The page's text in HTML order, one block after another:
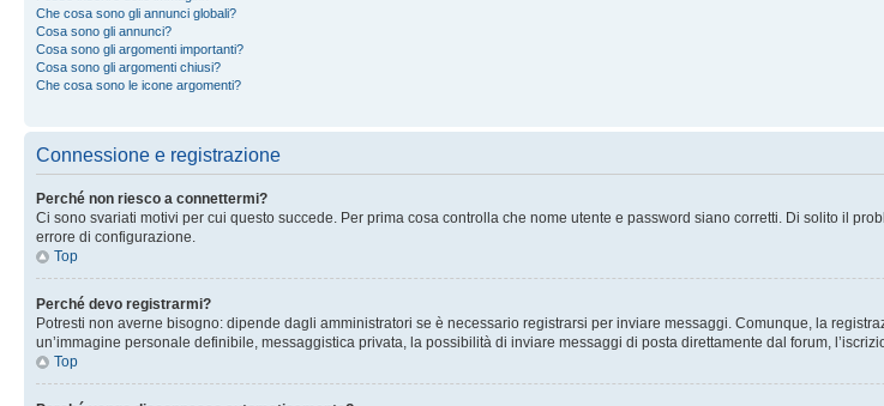
Che cosa sono gli annunci globali?
Cosa sono gli annunci?
Cosa sono gli argomenti importanti?
Cosa sono gli argomenti chiusi?
Che cosa sono le icone argomenti?
Connessione e registrazione
Perché non riesco a connettermi?
Ci sono svariati motivi per cui questo succede. Per prima cosa controlla che nome utente e password siano corretti. Di solito il
errore di configurazione.
Top
Perché devo registrarmi?
Potresti non averne bisogno: dipende dagli amministratori se è necessario registrarsi per inviare messaggi. Comunque, la
un’immagine personale definibile, messaggistica privata, la possibilità di inviare messaggi di posta direttamente dal forum,
Top